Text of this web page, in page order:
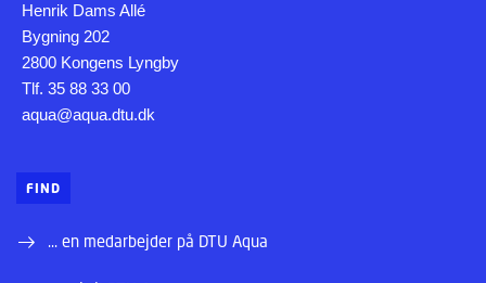
Henrik Dams Allé
Bygning 202
2800 Kongens Lyngby
Tlf. 35 88 33 00
aqua@aqua.dtu.dk
FIND
... en medarbejder på DTU Aqua